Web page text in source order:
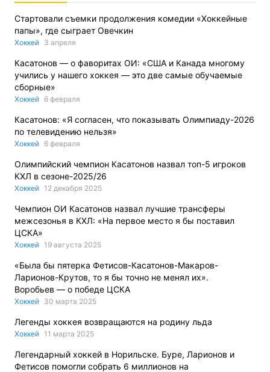
Стартовали съемки продолжения комедии «Хоккейные
папы», где сыграет Овечкин
Хоккей 3 апреля
Касатонов — о фаворитах ОИ: «США и Канада многому
учились у нашего хоккея — это две самые обучаемые
сборные»
Хоккей 6 февраля
Касатонов: «Я согласен, что показывать Олимпиаду-2026
по телевидению нельзя»
Хоккей 6 февраля
Олимпийский чемпион Касатонов назвал топ-5 игроков
КХЛ в сезоне-2025/26
Хоккей 12 декабря 2025
Чемпион ОИ Касатонов назвал лучшие трансферы
межсезонья в КХЛ: «На первое место я бы поставил
ЦСКА»
Хоккей 19 августа 2025
«Была бы пятерка Фетисов-Касатонов-Макаров-
Ларионов-Крутов, то я бы точно не менял их».
Воробьев — о победе ЦСКА
Хоккей 30 марта 2025
Легенды хоккея возвращаются на родину льда
Хоккей 11 марта 2025
Легендарный хоккей в Норильске. Буре, Ларионов и
Фетисов помогли собрать 6 миллионов на